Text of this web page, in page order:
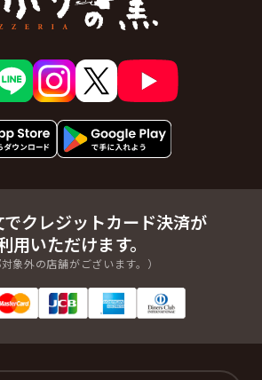
クレジットカード決済が
用いただけます。
対象外の店舗がございます。）